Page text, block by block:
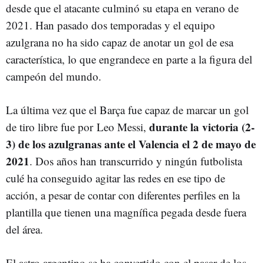
desde que el atacante culminó su etapa en verano de
2021. Han pasado dos temporadas y el equipo
azulgrana no ha sido capaz de anotar un gol de esa
característica, lo que engrandece en parte a la figura del
campeón del mundo.
La última vez que el Barça fue capaz de marcar un gol
de tiro libre fue por Leo Messi, durante la victoria (2-
3) de los azulgranas ante el Valencia el 2 de mayo de
2021. Dos años han transcurrido y ningún futbolista
culé ha conseguido agitar las redes en ese tipo de
acción, a pesar de contar con diferentes perfiles en la
plantilla que tienen una magnífica pegada desde fuera
del área.